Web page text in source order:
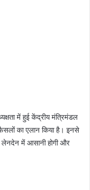
में हुई केंद्रीय मंत्रिमंडल
का एलान किया है। इनसे
में आसानी होगी और